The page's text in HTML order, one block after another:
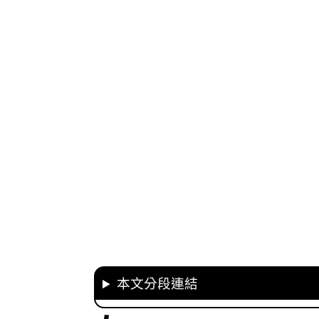
本文分段連結